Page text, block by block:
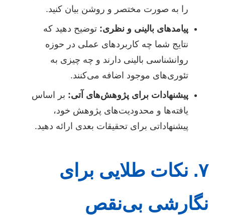
را به صورت مختصر و روشن بیان کنید.
پیامدهای بالینی و نظری: توضیح دهید که
نتایج شما چه کاربردهای عملی در حوزه
روانشناسی بالینی دارند و چه چیزی به
تئوری‌های موجود اضافه می‌کنند.
پیشنهادات برای پژوهش‌های آتی: بر اساس
یافته‌ها و محدودیت‌های پژوهش خود،
پیشنهاداتی برای تحقیقات بعدی ارائه دهید.
۷. نکات طلایی برای
نگارشی بی‌نقص